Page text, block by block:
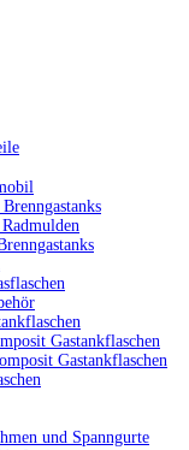
Gastankflaschen
Gastankflaschen
und Spanngurte